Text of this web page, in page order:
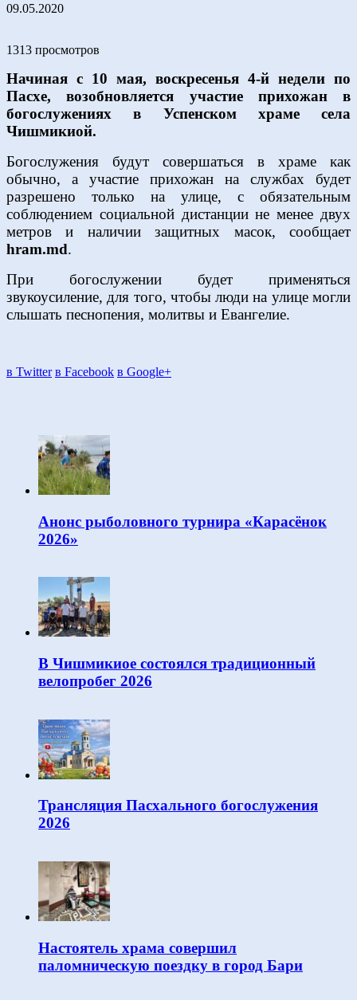
09.05.2020
1313 просмотров
Начиная с 10 мая, воскресенья 4-й недели по
Пасхе, возобновляется участие прихожан в
богослужениях в Успенском храме села
Чишмикиой.
Богослужения будут совершаться в храме как
обычно, а участие прихожан на службах будет
разрешено только на улице, с обязательным
соблюдением социальной дистанции не менее двух
метров и наличии защитных масок, сообщает
hram.md.
При богослужении будет применяться
звукоусиление, для того, чтобы люди на улице могли
слышать песнопения, молитвы и Евангелие.
в Twitter в Facebook в Google+
Анонс рыболовного турнира «Карасёнок
2026»
В Чишмикиое состоялся традиционный
велопробег 2026
Трансляция Пасхального богослужения
2026
Настоятель храма совершил
паломническую поездку в город Бари